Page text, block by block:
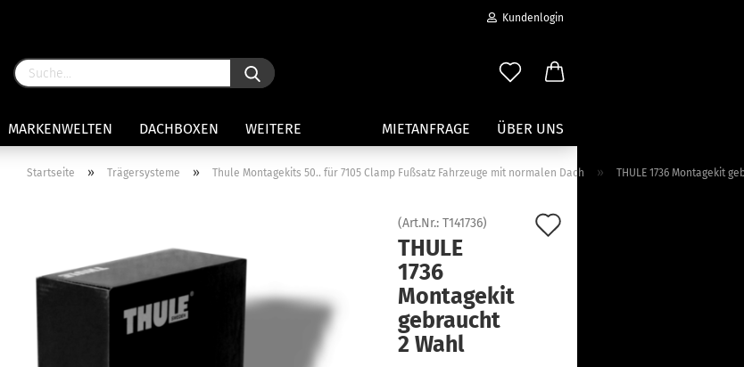
Kundenlogin
Passwort vergessen?
MARKENWELTEN DACHBOXEN MIETANFRAGE ÜBER UNS
WEITERE
Reling
50.. für 7105
Fahrzeuge mit
für 753 Fußsatz
Paddleboard Traeger
Kajak und Kanuträger
Träger für Surfbretter
Zubehör für Wassersportträger
Startseite » Trägersysteme » Thule Montagekits 50.. für 7105 Clamp Fußsatz Fahrzeuge mit normalen Dach » THULE 1736 Montagekit
(Art.Nr.:T141736)
THULE
1736
Montagekit
gebraucht
2 Wahl